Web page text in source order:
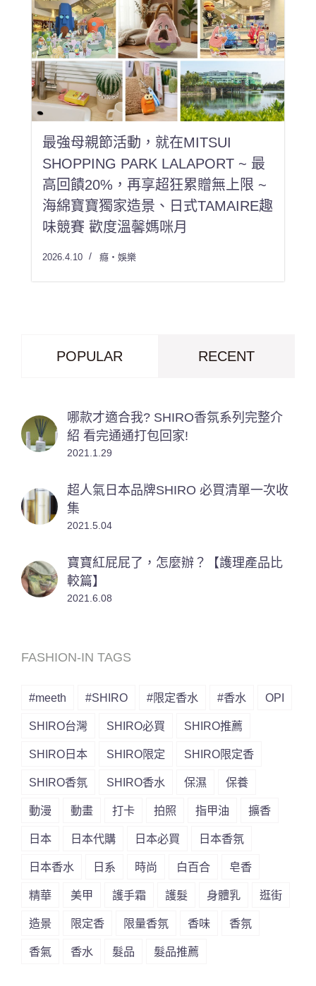
最強母親節活動，就在MITSUI
SHOPPING PARK LALAPORT ~ 最
高回饋20%，再享超狂累贈無上限 ~
海綿寶寶獨家造景、日式TAMAIRE趣
味競賽 歡度溫馨媽咪月
2026.4.10 癮・娛樂
POPULAR RECENT
哪款才適合我? SHIRO香氛系列完整介
紹 看完通通打包回家!
2021.1.29
超人氣日本品牌SHIRO 必買清單一次收
集
2021.5.04
寶寶紅屁屁了，怎麼辦？【護理產品比
較篇】
2021.6.08
FASHION-IN TAGS
#meeth #SHIRO #限定香水 #香水 OPI
SHIRO台灣 SHIRO必買 SHIRO推薦
SHIRO日本 SHIRO限定 SHIRO限定香
SHIRO香氛 SHIRO香水 保濕 保養
動漫 動畫 打卡 拍照 指甲油 擴香
日本 日本代購 日本必買 日本香氛
日本香水 日系 時尚 白百合 皂香
精華 美甲 護手霜 護髮 身體乳 逛街
造景 限定香 限量香氛 香味 香氛
香氣 香水 髮品 髮品推薦